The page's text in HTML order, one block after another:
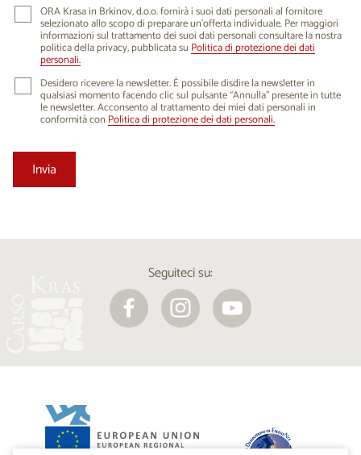
ORA Krasa in Brkinov, d.o.o. fornirà i suoi dati personali al fornitore
selezionato allo scopo di preparare un'offerta individuale. Per maggiori
informazioni sul trattamento dei suoi dati personali consultare la nostra
politica della privacy, pubblicata su Politica di protezione dei dati
personali.
Desidero ricevere la newsletter. È possibile disdire la newsletter in
qualsiasi momento facendo clic sul pulsante “Annulla” presente in tutte
le newsletter. Acconsento al trattamento dei miei dati personali in
conformità con Politica di protezione dei dati personali.
Seguiteci su: